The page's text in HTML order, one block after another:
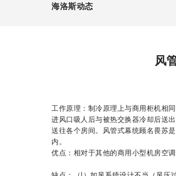
海洛斯动态
风
工作原理：制冷原理上与商用柜机相
进风口吸人后与被热交换器冷却后送
送往各个房间。风管式幕统顾名畏苏
内。
优点：相对于其他的商用小型机房空